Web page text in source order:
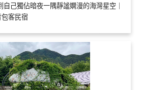
己獨佔暗夜一隅靜謐嫻漫的海灣星空｜
客民宿